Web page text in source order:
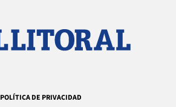
POLÍTICA DE PRIVACIDAD